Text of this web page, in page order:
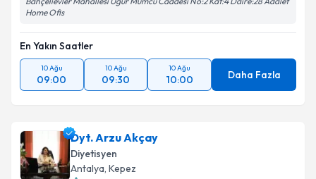
Home Ofis
En Yakın Saatler
10 Ağu
09:00
10 Ağu
09:30
10 Ağu
10:00 Daha Fazla
Dyt. Arzu Akçay
Diyetisyen
Antalya, Kepez